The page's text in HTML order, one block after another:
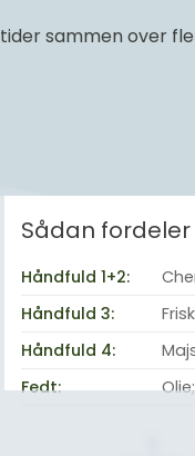
sammen over
Sådan
Håndfuld 1+2:
Håndfuld 3:
Håndfuld 4:
Fedt: